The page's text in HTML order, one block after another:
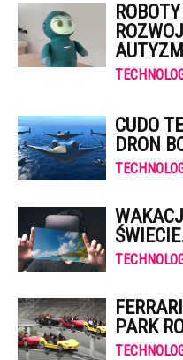
CUDO
DRON
PARK